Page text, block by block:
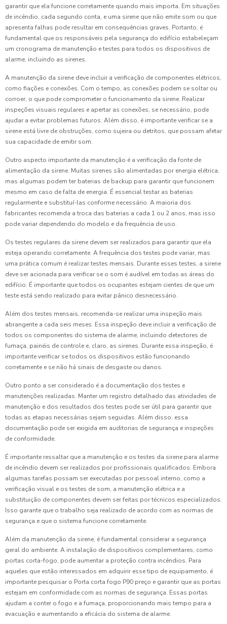
garantir que ela funcione corretamente quando mais importa. Em situações
de incêndio, cada segundo conta, e uma sirene que não emite som ou que
apresenta falhas pode resultar em consequências graves. Portanto, é
fundamental que os responsáveis pela segurança do edifício estabeleçam
um cronograma de manutenção e testes para todos os dispositivos de
alarme, incluindo as sirenes.
A manutenção da sirene deve incluir a verificação de componentes elétricos,
como fiações e conexões. Com o tempo, as conexões podem se soltar ou
corroer, o que pode comprometer o funcionamento da sirene. Realizar
inspeções visuais regulares e apertar as conexões, se necessário, pode
ajudar a evitar problemas futuros. Além disso, é importante verificar se a
sirene está livre de obstruções, como sujeira ou detritos, que possam afetar
sua capacidade de emitir som.
Outro aspecto importante da manutenção é a verificação da fonte de
alimentação da sirene. Muitas sirenes são alimentadas por energia elétrica,
mas algumas podem ter baterias de backup para garantir que funcionem
mesmo em caso de falta de energia. É essencial testar as baterias
regularmente e substituí-las conforme necessário. A maioria dos
fabricantes recomenda a troca das baterias a cada 1 ou 2 anos, mas isso
pode variar dependendo do modelo e da frequência de uso.
Os testes regulares da sirene devem ser realizados para garantir que ela
esteja operando corretamente. A frequência dos testes pode variar, mas
uma prática comum é realizar testes mensais. Durante esses testes, a sirene
deve ser acionada para verificar se o som é audível em todas as áreas do
edifício. É importante que todos os ocupantes estejam cientes de que um
teste está sendo realizado para evitar pânico desnecessário.
Além dos testes mensais, recomenda-se realizar uma inspeção mais
abrangente a cada seis meses. Essa inspeção deve incluir a verificação de
todos os componentes do sistema de alarme, incluindo detectores de
fumaça, painéis de controle e, claro, as sirenes. Durante essa inspeção, é
importante verificar se todos os dispositivos estão funcionando
corretamente e se não há sinais de desgaste ou danos.
Outro ponto a ser considerado é a documentação dos testes e
manutenções realizadas. Manter um registro detalhado das atividades de
manutenção e dos resultados dos testes pode ser útil para garantir que
todas as etapas necessárias sejam seguidas. Além disso, essa
documentação pode ser exigida em auditorias de segurança e inspeções
de conformidade.
É importante ressaltar que a manutenção e os testes da sirene para alarme
de incêndio devem ser realizados por profissionais qualificados. Embora
algumas tarefas possam ser executadas por pessoal interno, como a
verificação visual e os testes de som, a manutenção elétrica e a
substituição de componentes devem ser feitas por técnicos especializados.
Isso garante que o trabalho seja realizado de acordo com as normas de
segurança e que o sistema funcione corretamente.
Além da manutenção da sirene, é fundamental considerar a segurança
geral do ambiente. A instalação de dispositivos complementares, como
portas corta-fogo, pode aumentar a proteção contra incêndios. Para
aqueles que estão interessados em adquirir esse tipo de equipamento, é
importante pesquisar o Porta corta fogo P90 preço e garantir que as portas
estejam em conformidade com as normas de segurança. Essas portas
ajudam a conter o fogo e a fumaça, proporcionando mais tempo para a
evacuação e aumentando a eficácia do sistema de alarme.